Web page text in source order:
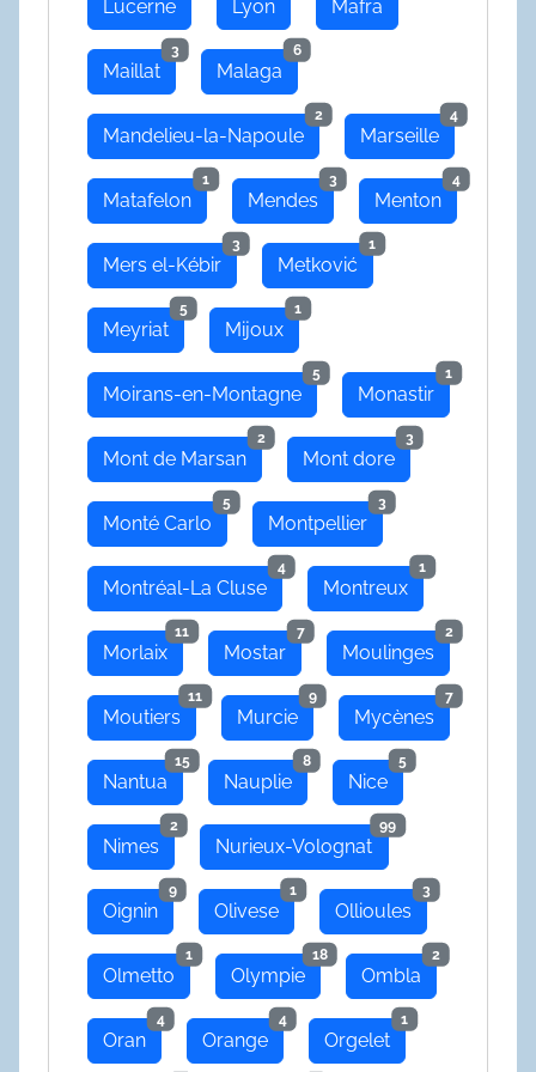
Lucerne Lyon Mafra
Maillat
3
Malaga
6
Mandelieu-la-Napoule
2
Marseille
4
Matafelon
1
Mendes
3
Menton
4
Mers el-Kébir
3
Metković
1
Meyriat
5
Mijoux
1
Moirans-en-Montagne
5
Monastir
1
Mont de Marsan
2
Mont dore
3
Monté Carlo
5
Montpellier
3
Montréal-La Cluse
4
Montreux
1
Morlaix
11
Mostar
7
Moulinges
2
Moutiers
11
Murcie
9
Mycènes
7
Nantua
15
Nauplie
8
Nice
5
Nimes
2
Nurieux-Volognat
99
Oignin
9
Olivese
1
Ollioules
3
Olmetto
1
Olympie
18
Ombla
2
Oran
4
Orange
4
Orgelet
1